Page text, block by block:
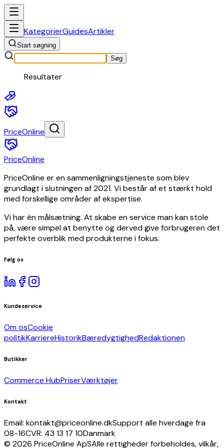
Hjem
og
have
småbørn
Sundhed
og
og
tilbehør
til
kæledyr
og
underholdning
Kameraer
drikkevarer
og
Tøj
tilbehør
Isenkram
Kufferter
tasker
og
Medier
Møbler
KategorierGuidesArtikler
Start søgning
Søg
Resultater
PriceOnline
PriceOnline
PriceOnline er en sammenligningstjeneste som blev
grundlagt i slutningen af 2021. Vi består af et stærkt hold
med forskellige områder af ekspertise.
Vi har én målsætning. At skabe en service man kan stole
på, være simpel at benytte og derved give forbrugeren det
perfekte overblik med produkterne i fokus.
Følg os
Kundeservice
Om osCookie
politikKarriereHistorikBæredygtighedRedaktionen
Butikker
Commerce HubPriserVærktøjer
Kontakt
Email: kontakt@priceonline.dkSupport alle hverdage fra
08-16CVR: 43 13 17 10Danmark
© 2026 PriceOnline ApSAlle rettigheder forbeholdes, vilkår,